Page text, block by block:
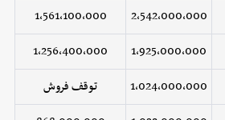
2,542,000,000
1,561,100,000
1,925,000,000
1,256,400,000
1,024,000,000
توقف فروش